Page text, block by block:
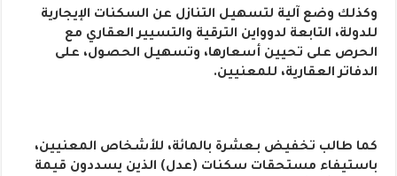
وكذلك وضع آلية لتسهيل التنازل عن السكنات الإيجارية
للدولة، التابعة لدوواين الترقية والتسيير العقاري مع
الحرص على تحيين أسعارها، وتسهيل الحصول، على
الدفاتر العقارية، للمعنيين.
كما طالب تخفيض بـعشرة بالمائة، للأشخاص المعنيين،
باستيفاء مستحقات سكنات (عدل) الذين يسددون قيمة